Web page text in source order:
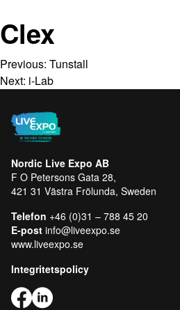
Clex
Previous: Tunstall
Next: i-Lab
Nordic Live Expo AB
F O Petersons Gata 28,
421 31 Västra Frölunda, Sweden
Telefon +46 (0)31 – 788 45 20
E-post info@liveexpo.se
www.liveexpo.se
Integritetspolicy